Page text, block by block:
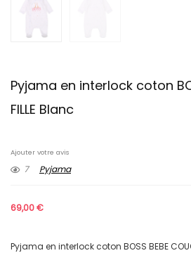
Pyjama en interlock coton
FILLE Blanc
Ajouter votre avis
7 Pyjama
69,00€
Pyjama en interlock coton BOSS BEBE